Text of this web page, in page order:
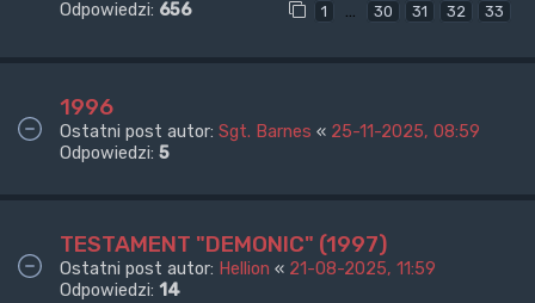
Odpowiedzi: 656 1 … 30 31 32 33
1996
Ostatni post autor: Sgt. Barnes « 25-11-2025, 08:59
Odpowiedzi: 5
TESTAMENT "DEMONIC" (1997)
Ostatni post autor: Hellion « 21-08-2025, 11:59
Odpowiedzi: 14